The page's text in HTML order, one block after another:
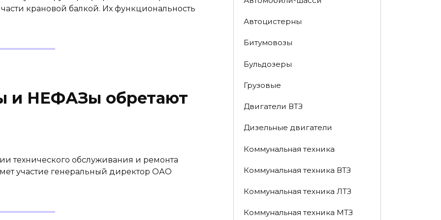
крановой балкой. Их функциональность
и НЕФАЗы обретают
технического обслуживания и ремонта
участие генеральный директор ОАО
Автоцистерны
Битумовозы
Бульдозеры
Грузовые
Двигатели ВТЗ
Дизельные двигатели
Коммунальная техника
Коммунальная техника ВТЗ
Коммунальная техника ЛТЗ
Коммунальная техника МТЗ